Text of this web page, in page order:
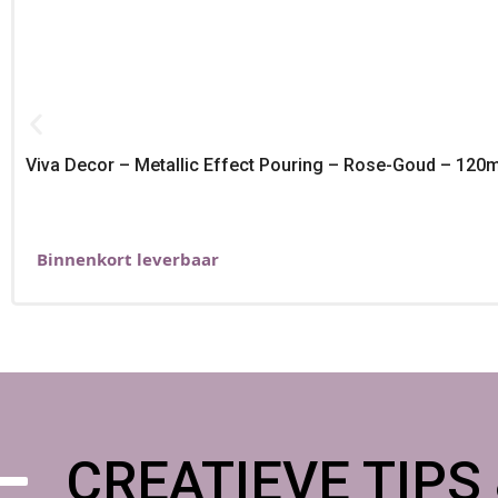
Viva Decor – Metallic Effect Pouring – Rose-Goud –
Binnenkort leverbaar
CREATIEVE